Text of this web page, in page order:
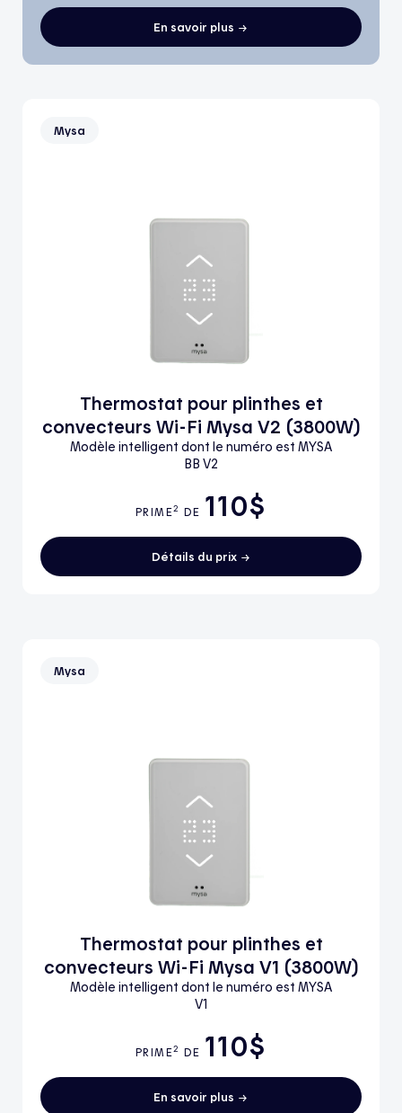
En savoir plus
Mysa
Thermostat pour plinthes et
convecteurs Wi-Fi Mysa V2 (3800W)
Modèle intelligent dont le numéro est MYSA
BB V2
PRIME2 DE 110$
Détails du prix
Mysa
Thermostat pour plinthes et
convecteurs Wi-Fi Mysa V1 (3800W)
Modèle intelligent dont le numéro est MYSA
V1
PRIME2 DE 110$
En savoir plus